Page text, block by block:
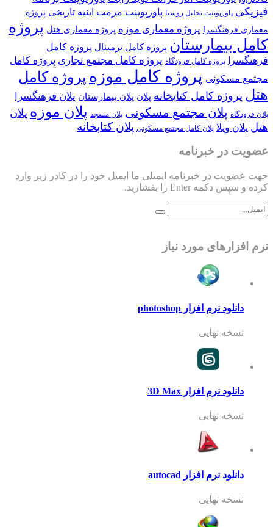
فیزیکی پاورپوینت تحلیل روستا پاورپوینت مرمت ابنیه تاریخی پروژه
معماری فرهنگسرا پروژه معماری موزه پروژه معماری هتل پروژه
کامل بیمارستان پروژه کامل ترمینال پروژه کامل
فرهنگسرا
پروژه کامل فرودگاه پروژه کامل مجتمع تجاری پروژه کامل
مجتمع مسکونی پروژه کامل موزه پروژه کامل
هتل پروژه کامل کتابخانه پلان پلان بیمارستان پلان فرهنگسرا
پلان فرودگاه پلان مجتمع مسکونی پلان مسجد پلان موزه پلان
هتل پلان ویلا پلان کامل مجتمع مسکونی پلان کتابخانه
عضویت در خبرنامه
جهت عضویت در خبرنامه ایمیلی ما ایمیل خود را در کادر زیر وارد
کرده و سپس دکمه Enter را بفشارید.
نرم افزارهای مورد نیاز
دانلود نرم افزار photoshop
نسخه نهایی
دانلود نرم افزار 3D Max
نسخه نهایی
دانلود نرم افزار autocad
نسخه نهایی